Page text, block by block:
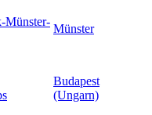
Münster-
Münster
Budapest
(Ungarn)